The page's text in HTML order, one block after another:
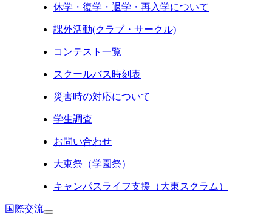
休学・復学・退学・再入学について
課外活動(クラブ・サークル)
コンテスト一覧
スクールバス時刻表
災害時の対応について
学生調査
お問い合わせ
大東祭（学園祭）
キャンパスライフ支援（大東スクラム）
国際交流